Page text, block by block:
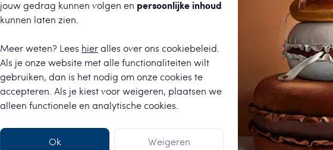
jouw gedrag kunnen volgen en persoonlijke inhoud
kunnen laten zien.
Meer weten? Lees hier alles over ons cookiebeleid.
Als je onze website met alle functionaliteiten wilt
gebruiken, dan is het nodig om onze cookies te
accepteren. Als je kiest voor weigeren, plaatsen we
alleen functionele en analytische cookies.
Ok Weigeren
ons met een beoordelingen.
uitgebreid assortiment voor een
★
Anneke van der
Vlotte levering,
kaartje bij zat.